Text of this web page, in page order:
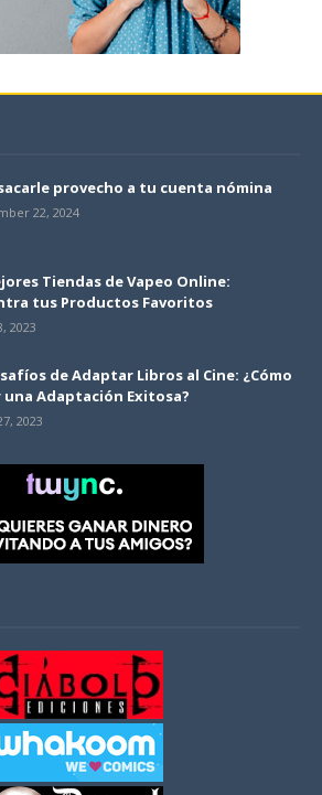
provecho a tu cuenta nómina
22, 2024
Tiendas de Vapeo Online:
tus Productos Favoritos
2023
de Adaptar Libros al Cine: ¿Cómo
una Adaptación Exitosa?
2023